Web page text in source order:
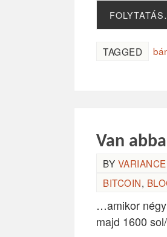
TAGGED
Van
BY VARIANCE
BITCOIN,
…amikor
majd 1600